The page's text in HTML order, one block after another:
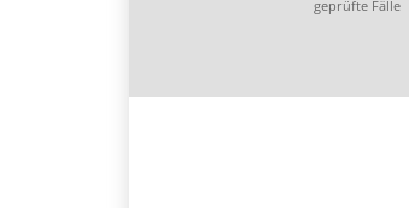
geprüfte Fälle